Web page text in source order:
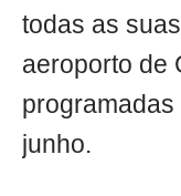
todas as
aeroporto de
junho.